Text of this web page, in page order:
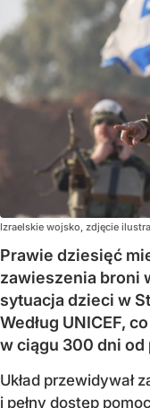
Izraelskie wojsko, zdjęcie
Prawie dziesięć
zawieszenia broni
sytuacja dzieci w
Według UNICEF,
w ciągu 300 dni
Układ przewidywał
i pełny dostęp